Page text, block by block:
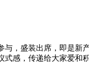
，盛装出席，即是
感，传递给大家爱和